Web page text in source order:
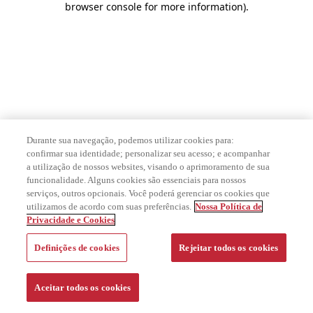
browser console for more information).
Durante sua navegação, podemos utilizar cookies para:
confirmar sua identidade; personalizar seu acesso; e acompanhar
a utilização de nossos websites, visando o aprimoramento de sua
funcionalidade. Alguns cookies são essenciais para nossos
serviços, outros opcionais. Você poderá gerenciar os cookies que
utilizamos de acordo com suas preferências. Nossa Política de
Privacidade e Cookies
Definições de cookies Rejeitar todos os cookies
Aceitar todos os cookies